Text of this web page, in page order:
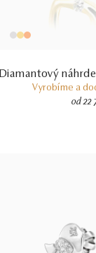
Diamantový
Vyrobíme a
od 22